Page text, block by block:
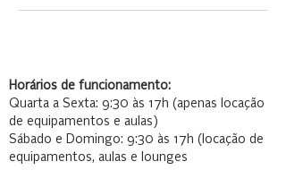
Horários de funcionamento:
Quarta a Sexta: 9:30 às 17h (apenas locação
de equipamentos e aulas)
Sábado e Domingo: 9:30 às 17h (locação de
equipamentos, aulas e lounges